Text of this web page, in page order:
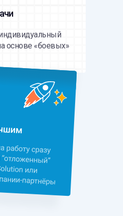
основе «боевых»